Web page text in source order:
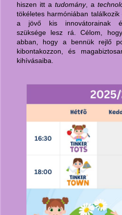
hiszen itt atudomány, a
tökéletes harmóniában
a jövő kis innovátorainak és
szüksége lesz rá. Célom,
abban, hogy a bennük rejlő
kibontakozzon, és
kihívásaiba.